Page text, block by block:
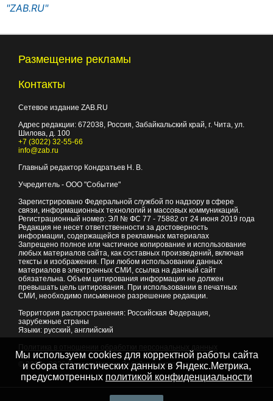
"ZAB.RU"
Размещение рекламы
Контакты
Сетевое издание ZAB.RU
Адрес редакции: 672038, Россия, Забайкальский край, г. Чита, ул.
Шилова, д. 100
+7 (3022) 32-55-66
info@zab.ru
Главный редактор Кондратьев Н. В.
Учредитель - ООО "Событие"
Зарегистрировано Федеральной службой по надзору в сфере
связи, информационных технологий и массовых коммуникаций.
Регистрационный номер: ЭЛ № ФС 77 - 75882 от 24 июня 2019 года
Редакция не несет ответственности за достоверность
информации, содержащейся в рекламных материалах
Запрещено полное или частичное копирование и использование
любых материалов сайта, как составных произведений, включая
тексты и изображения. При любом использовании данных
материалов в электронных СМИ, ссылка на данный сайт
обязательна. Объем цитирования информации не должен
превышать цель цитирования. При использовании в печатных
СМИ, необходимо письменное разрешение редакции.
Территория распространения: Российская Федерация,
зарубежные страны
Языки: русский, английский
© 2007 - 2026Портал Читы и Забайкальского края
Мы используем cookies для корректной работы сайта
и сбора статистических данных в Яндекс.Метрика,
предусмотренных политикой конфиденциальности